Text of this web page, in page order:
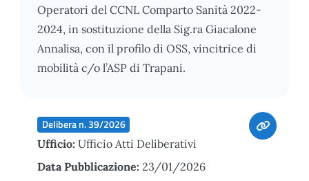
Operatori del CCNL Comparto Sanità 2022-
2024, in sostituzione della Sig.ra Giacalone
Annalisa, con il profilo di OSS, vincitrice di
mobilità c/o l’ASP di Trapani.
Delibera n. 39/2026
Ufficio: Ufficio Atti Deliberativi
Data Pubblicazione: 23/01/2026